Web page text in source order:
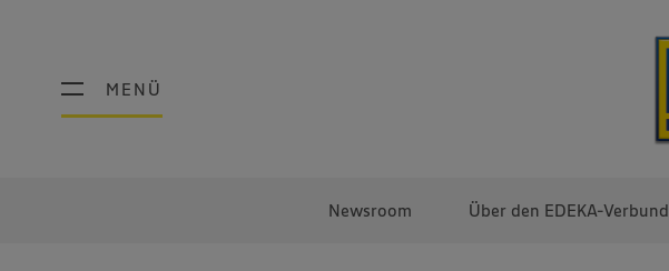
MENÜ
MENÜ
Newsroom Über den EDEKA-Verbund